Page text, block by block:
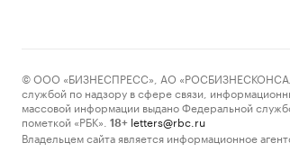
© ООО «БИЗНЕСПРЕСС», АО
службой по надзору в сфере связи,
массовой информации выдано Федеральной
пометкой «РБК».
18+ letters@rbc.ru
Владельцем сайта является информационное